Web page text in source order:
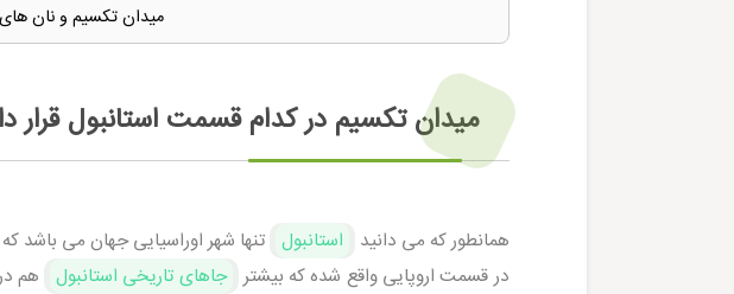
میدان تکسیم و نان های
میدان تکسیم در کدام قسمت استانبول قرار
همانطور که می دانید استانبول تنها شهر اوراسیایی جهان می باشد
در قسمت اروپایی واقع شده که بیشتر جاهای تاریخی استانبول هم